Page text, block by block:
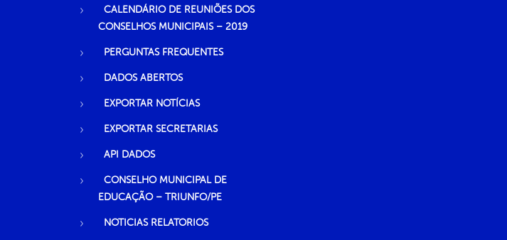
CALENDÁRIO DE REUNIÕES DOS
CONSELHOS MUNICIPAIS – 2019
PERGUNTAS FREQUENTES
DADOS ABERTOS
EXPORTAR NOTÍCIAS
EXPORTAR SECRETARIAS
API DADOS
CONSELHO MUNICIPAL DE
EDUCAÇÃO – TRIUNFO/PE
NOTICIAS RELATORIOS